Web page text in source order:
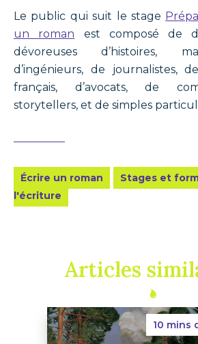
Le public qui suit le stage
un roman est composé de
dévoreuses d’histoires,
d’ingénieurs, de journalistes,
français, d’avocats, de
storytellers, et de simples
Écrire un roman
Stages et
l'écriture
Articles
10 mins